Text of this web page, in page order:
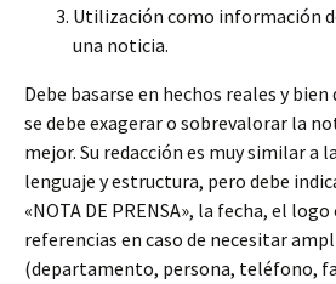
Utilización como información
una noticia.
Debe basarse en hechos reales y
se debe exagerar o sobrevalorar la
mejor. Su redacción es muy similar a
lenguaje y estructura, pero debe
«NOTA DE PRENSA», la fecha, el
referencias en caso de necesitar
(departamento, persona, teléfono,